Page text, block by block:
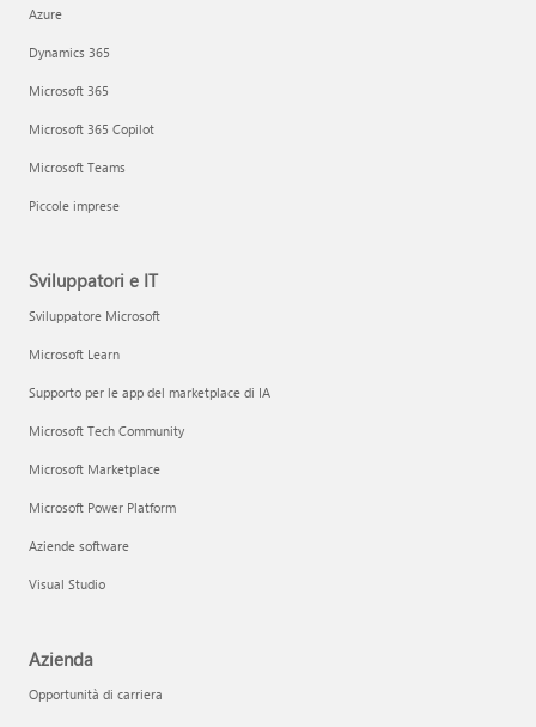
Azure
Dynamics 365
Microsoft 365
Microsoft 365 Copilot
Microsoft Teams
Piccole imprese
Sviluppatori e IT
Sviluppatore Microsoft
Microsoft Learn
Supporto per le app del marketplace di IA
Microsoft Tech Community
Microsoft Marketplace
Microsoft Power Platform
Aziende software
Visual Studio
Azienda
Opportunità di carriera